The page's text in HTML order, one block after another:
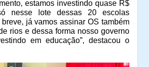
estamos investindo quase R$
nesse lote dessas 20 escolas
já vamos assinar OS também
rios e dessa forma nosso governo
em educação”, destacou o